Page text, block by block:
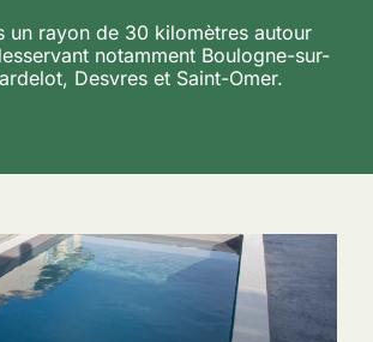
un rayon de 30 kilomètres autour
notamment Boulogne-sur-
Desvres et Saint-Omer.